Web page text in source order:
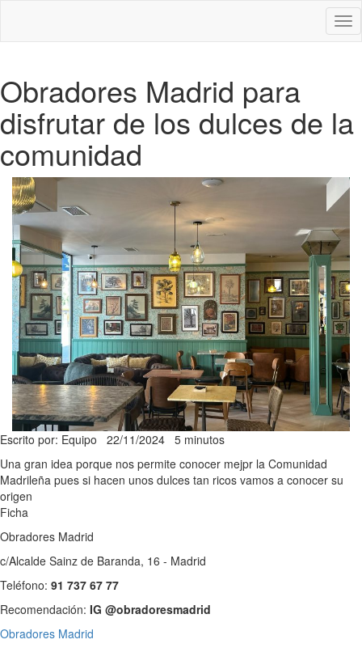
Obradores Madrid para
disfrutar de los dulces de la
comunidad
Escrito por: Equipo 22/11/2024 5 minutos
Una gran idea porque nos permite conocer mejpr la Comunidad
Madrileña pues si hacen unos dulces tan ricos vamos a conocer su
origen
Ficha
Obradores Madrid
c/Alcalde Sainz de Baranda, 16 - Madrid
Teléfono: 91 737 67 77
Recomendación: IG @obradoresmadrid
Obradores Madrid